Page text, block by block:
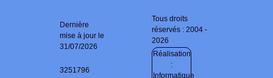
Dernière
mise à jour le
31/07/2026
3251796
Tous droits
réservés : 2004 -
2026
Réalisation
:
Informatique